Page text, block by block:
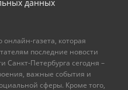
данных
газета, которая
последние новости
Санкт-Петербурга сегодня –
важные события и
сферы. Кроме того,